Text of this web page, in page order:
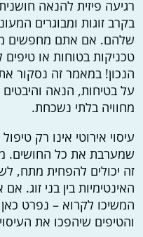
רגיעה פיזית להנאה
בקרב זוגות ומבוגרים
שלהם. אם אתם מחפשים
טכניקות בטוחות או
הנכון! במאמר זה נסקור
על בטיחות, הנאה והיבטים
מחוויה בלתי נשכחת.
עיסוי אירוטי אינו רק
שמערבת את כל החושים.
זה יכולים להפחית מתח,
האינטימיות בין בני זוג.
המשיכו לקרוא – נפרט
והטיפים שיהפכו את